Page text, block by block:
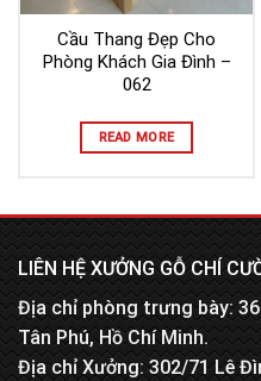
Cầu Thang Đẹp Cho
Phòng Khách Gia Đình –
062
READ MORE
LIÊN HỆ XƯỞNG GỖ CHÍ
Địa chỉ phòng trưng bày:
Tân Phú, Hồ Chí Minh.
Địa chỉ Xưởng: 302/71 Lê